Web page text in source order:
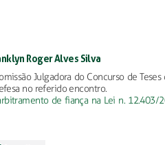
Roger Alves Silva
Julgadora do Concurso de
no referido encontro.
de fiança na Lei n.